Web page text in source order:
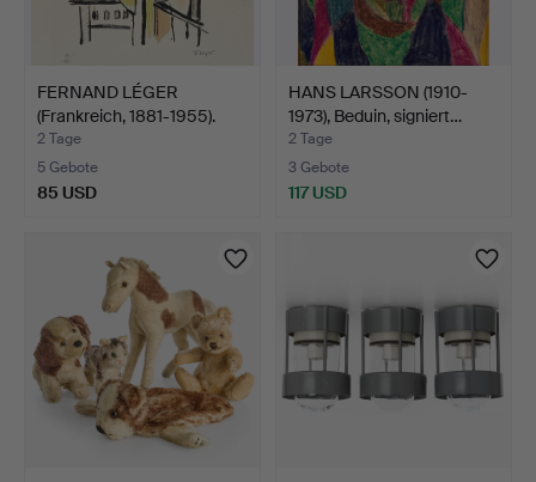
FERNAND LÉGER
(Frankreich, 1881-1955).
Nac…
2 Tage
5 Gebote
85 USD
HANS LARSSON (1910-
1973), Beduin, signiert…
2 Tage
3 Gebote
117 USD